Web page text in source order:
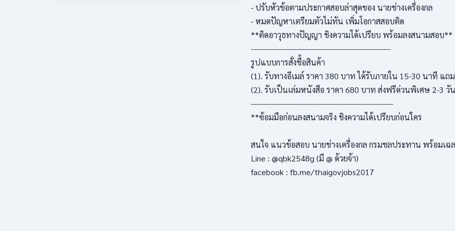
- ปรับหัวข้อตามประกาศสอบล่าสุดของ นายช่างเครื่องกล
- หมดปัญหาเตรียมตัวไม่ทัน เพิ่มโอกาสสอบติด
**ติดอาวุธทางปัญญา ชิงความได้เปรียบ พร้อมลงสนามสอบ**
-------------------------------------------------------
รูปแบบการสั่งชื้อสินค้า
(1). รับทางอีเมล์ ราคา 380 บาท ได้รับภายใน 15-30 นาที แ
(2). รับเป็นเล่มหนังสือ ราคา 680 บาท ส่งฟรีด่วนพิเศษ 2-3
--------------------------------------------------------
**ซ้อมมือก่อนลงสนามจริง ชิงความได้เปรียบก่อนใคร
สนใจ แนวข้อสอบ นายช่างเครื่องกล กรมชลประทาน พร้อมเฉ
Line : @qbk2548g (มี @ ด้วยจ้า)
facebook : fb.me/thaigovjobs2017